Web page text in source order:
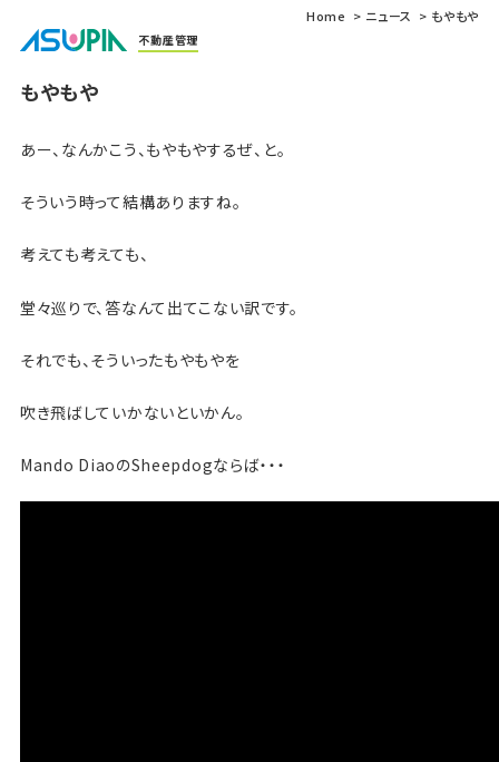
不動産管理
Home ニュース もやもや
もやもや
あー、なんかこう、もやもやするぜ、と。
そういう時って結構ありますね。
考えても考えても、
堂々巡りで、答なんて出てこない訳です。
それでも、そういったもやもやを
吹き飛ばしていかないといかん。
Mando DiaoのSheepdogならば・・・